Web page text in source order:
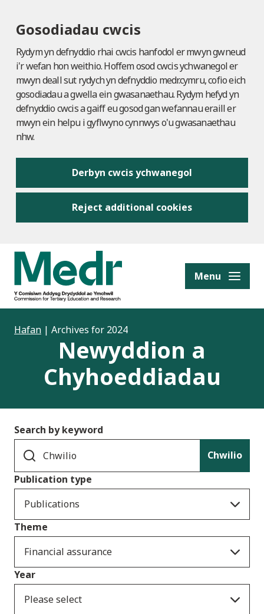
Gosodiadau cwcis
Rydym yn defnyddio rhai cwcis hanfodol er mwyn gwneud
i'r wefan hon weithio. Hoffem osod cwcis ychwanegol er
mwyn deall sut rydych yn defnyddio medr.cymru, cofio eich
gosodiadau a gwella ein gwasanaethau. Rydym hefyd yn
defnyddio cwcis a gaiff eu gosod gan wefannau eraill er
mwyn ein helpu i gyflwyno cynnwys o'u gwasanaethau
nhw.
Derbyn cwcis ychwanegol
Reject additional cookies
content Menu
Hafan | Archives for 2024
Newyddion a
Chyhoeddiadau
Search by keyword
Chwilio
Publication type
Publications
Theme
Financial assurance
Year
Please select